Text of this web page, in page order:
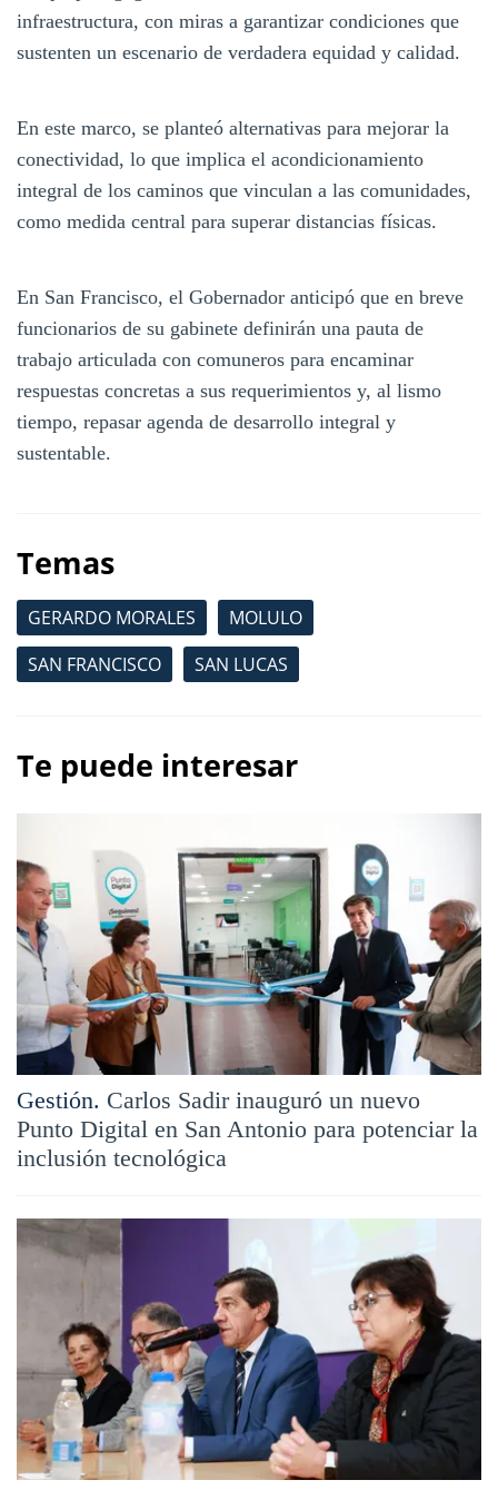
infraestructura, con miras a garantizar condiciones que
sustenten un escenario de verdadera equidad y calidad.
En este marco, se planteó alternativas para mejorar la
conectividad, lo que implica el acondicionamiento
integral de los caminos que vinculan a las comunidades,
como medida central para superar distancias físicas.
En San Francisco, el Gobernador anticipó que en breve
funcionarios de su gabinete definirán una pauta de
trabajo articulada con comuneros para encaminar
respuestas concretas a sus requerimientos y, al lismo
tiempo, repasar agenda de desarrollo integral y
sustentable.
Temas
GERARDO MORALES
MOLULO
SAN FRANCISCO
SAN LUCAS
Te puede interesar
Gestión. Carlos Sadir inauguró un nuevo
Punto Digital en San Antonio para potenciar la
inclusión tecnológica